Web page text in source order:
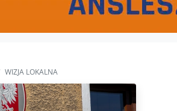
WIZJA LOKALNA